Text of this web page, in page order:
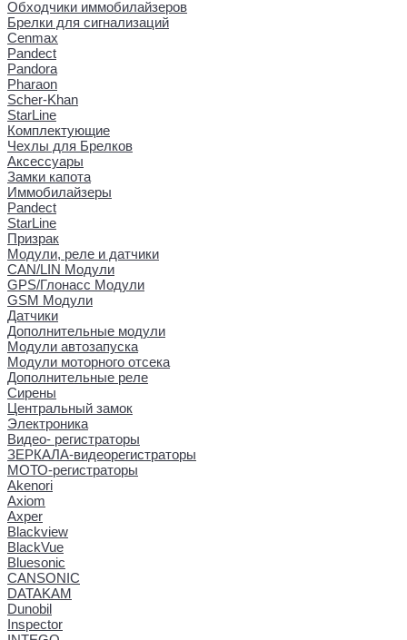
Обходчики иммобилайзеров
Брелки для сигнализаций
Cenmax
Pandect
Pandora
Pharaon
Scher-Khan
StarLine
Комплектующие
Чехлы для Брелков
Аксессуары
Замки капота
Иммобилайзеры
Pandect
StarLine
Призрак
Модули, реле и датчики
CAN/LIN Модули
GPS/Глонасс Модули
GSM Модули
Датчики
Дополнительные модули
Модули автозапуска
Модули моторного отсека
Дополнительные реле
Сирены
Центральный замок
Электроника
Видео- регистраторы
ЗЕРКАЛА-видеорегистраторы
МОТО-регистраторы
Akenori
Axiom
Axper
Blackview
BlackVue
Bluesonic
CANSONIC
DATAKAM
Dunobil
Inspector